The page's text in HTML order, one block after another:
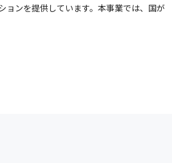
ョンを提供しています。本事業では、国が